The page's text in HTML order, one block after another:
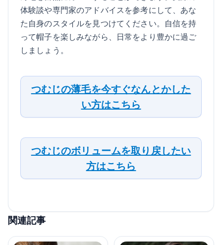
体験談や専門家のアドバイスを参考にして、あな
た自身のスタイルを見つけてください。自信を持
って帽子を楽しみながら、日常をより豊かに過ご
しましょう。
つむじの薄毛を今すぐなんとかした
い方はこちら
つむじのボリュームを取り戻したい
方はこちら
関連記事